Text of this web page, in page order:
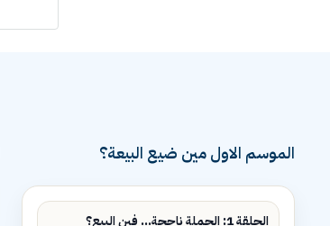
الموسم الاول مين ضيع البيعة؟
الحلقة 1: الحملة ناجحة... فين البيع؟